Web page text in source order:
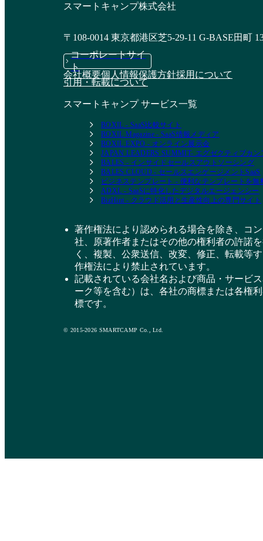
スマートキャンプ株式会社
〒108-0014 東京都港区芝5-29-11 G-BASE田町
コーポレートサイ
ト
会社概要個人情報保護方針採用について
引用・転載について
スマートキャンプ サービス一覧
BOXIL - SaaS比較サイト
BOXIL Magazine - SaaS情報メディア
BOXIL EXPO - オンライン展示会
JAPAN LEADERS SUMMIT- エグゼクティブカン
BALES - インサイドセールスアウトソーシング
BALES CLOUD - セールスエンゲージメントSaaS
ビジネステンプレート - 便利なテンプレートを無
ADXL - SaaSに特化したデジタルエージェンシー
BizHint - クラウド活用と生産性向上の専門サイト
著作権法により認められる場合を除き、コ
社、原著作者またはその他の権利者の許諾
く、複製、公衆送信、改変、修正、転載等
作権法により禁止されています。
記載されている会社名および商品・サービ
ーク等を含む）は、各社の商標または各権
標です。
© 2015-2026 SMARTCAMP Co., Ltd.